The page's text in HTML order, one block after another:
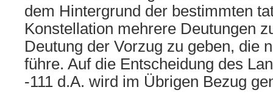
dem Hintergrund der bestimmten
Konstellation mehrere Deutungen
Deutung der Vorzug zu geben, die
führe. Auf die Entscheidung des
-111 d.A. wird im Übrigen Bezug